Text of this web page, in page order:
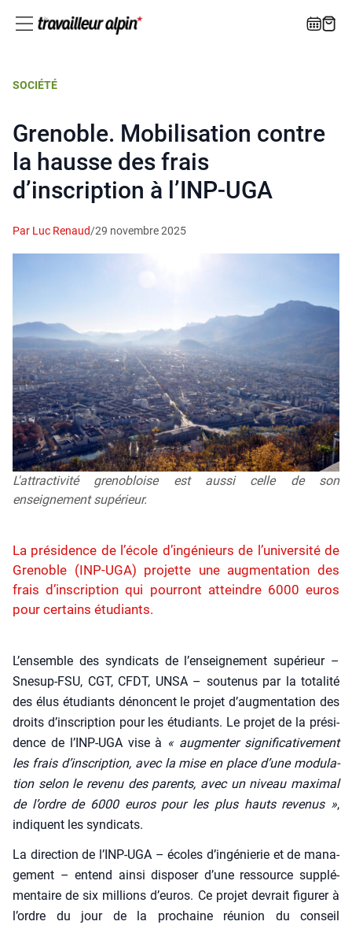
SOCIÉTÉ
Grenoble. Mobilisation contre
la hausse des frais
d’inscription à l’INP-UGA
Par Luc Renaud/29 novembre 2025
L'attractivité grenobloise est aussi celle de son
enseignement supérieur.
La présidence de l’école d’ingénieurs de l’université de
Grenoble (INP-UGA) projette une augmentation des
frais d’inscription qui pourront atteindre 6000 euros
pour certains étudiants.
L’ensemble des syn­di­cats de l’enseignement supé­rieur –
Sne­sup-FSU, CGT, CFDT, UNSA – sou­te­nus par la tota­li­té
des élus étu­diants dénoncent le pro­jet d’augmentation des
droits d’inscription pour les étu­diants. Le pro­jet de la pré­si­
dence de l’INP-UGA vise à « aug­men­ter signi­fi­ca­ti­ve­ment
les frais d’inscription, avec la mise en place d’une modu­la­
tion selon le reve­nu des parents, avec un niveau maxi­mal
de l’ordre de 6000 euros pour les plus hauts reve­nus »,
indiquent les syn­di­cats.
La direc­tion de l’INP-UGA – écoles d’ingénierie et de mana­
ge­ment – entend ain­si dis­po­ser d’une res­source sup­plé­
men­taire de six mil­lions d’euros. Ce pro­jet devrait figu­rer à
l’ordre du jour de la pro­chaine réunion du conseil